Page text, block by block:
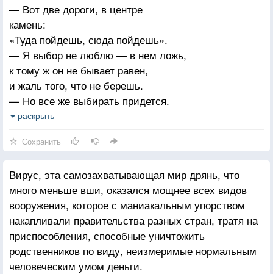
— Вот две дороги, в центре
камень:
«Туда пойдешь, сюда пойдешь».
— Я выбор не люблю — в нем ложь,
к тому ж он не бывает равен,
и жаль того, что не берешь.
— Но все же выбирать придется.
Перед тобою два пути…
Работа мне и здесь найдется,
к примеру, камень отнести…
раскрыть
Сохранить
Вирус, эта самозахватывающая мир дрянь, что
много меньше вши, оказался мощнее всех видов
вооружения, которое с маниакальным упорством
накапливали правительства разных стран, тратя на
приспособления, способные уничтожить
родственников по виду, неизмеримые нормальным
человеческим умом деньги.